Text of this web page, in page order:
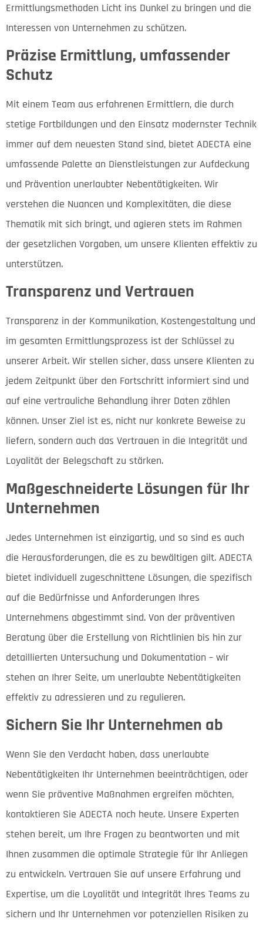
Ermittlungsmethoden Licht ins Dunkel zu bringen und die
Interessen von Unternehmen zu schützen.
Präzise Ermittlung, umfassender
Schutz
Mit einem Team aus erfahrenen Ermittlern, die durch
stetige Fortbildungen und den Einsatz modernster Technik
immer auf dem neuesten Stand sind, bietet ADECTA eine
umfassende Palette an Dienstleistungen zur Aufdeckung
und Prävention unerlaubter Nebentätigkeiten. Wir
verstehen die Nuancen und Komplexitäten, die diese
Thematik mit sich bringt, und agieren stets im Rahmen
der gesetzlichen Vorgaben, um unsere Klienten effektiv zu
unterstützen.
Transparenz und Vertrauen
Transparenz in der Kommunikation, Kostengestaltung und
im gesamten Ermittlungsprozess ist der Schlüssel zu
unserer Arbeit. Wir stellen sicher, dass unsere Klienten zu
jedem Zeitpunkt über den Fortschritt informiert sind und
auf eine vertrauliche Behandlung ihrer Daten zählen
können. Unser Ziel ist es, nicht nur konkrete Beweise zu
liefern, sondern auch das Vertrauen in die Integrität und
Loyalität der Belegschaft zu stärken.
Maßgeschneiderte Lösungen für Ihr
Unternehmen
Jedes Unternehmen ist einzigartig, und so sind es auch
die Herausforderungen, die es zu bewältigen gilt. ADECTA
bietet individuell zugeschnittene Lösungen, die spezifisch
auf die Bedürfnisse und Anforderungen Ihres
Unternehmens abgestimmt sind. Von der präventiven
Beratung über die Erstellung von Richtlinien bis hin zur
detaillierten Untersuchung und Dokumentation – wir
stehen an Ihrer Seite, um unerlaubte Nebentätigkeiten
effektiv zu adressieren und zu regulieren.
Sichern Sie Ihr Unternehmen ab
Wenn Sie den Verdacht haben, dass unerlaubte
Nebentätigkeiten Ihr Unternehmen beeinträchtigen, oder
wenn Sie präventive Maßnahmen ergreifen möchten,
kontaktieren Sie ADECTA noch heute. Unsere Experten
stehen bereit, um Ihre Fragen zu beantworten und mit
Ihnen zusammen die optimale Strategie für Ihr Anliegen
zu entwickeln. Vertrauen Sie auf unsere Erfahrung und
Expertise, um die Loyalität und Integrität Ihres Teams zu
sichern und Ihr Unternehmen vor potenziellen Risiken zu